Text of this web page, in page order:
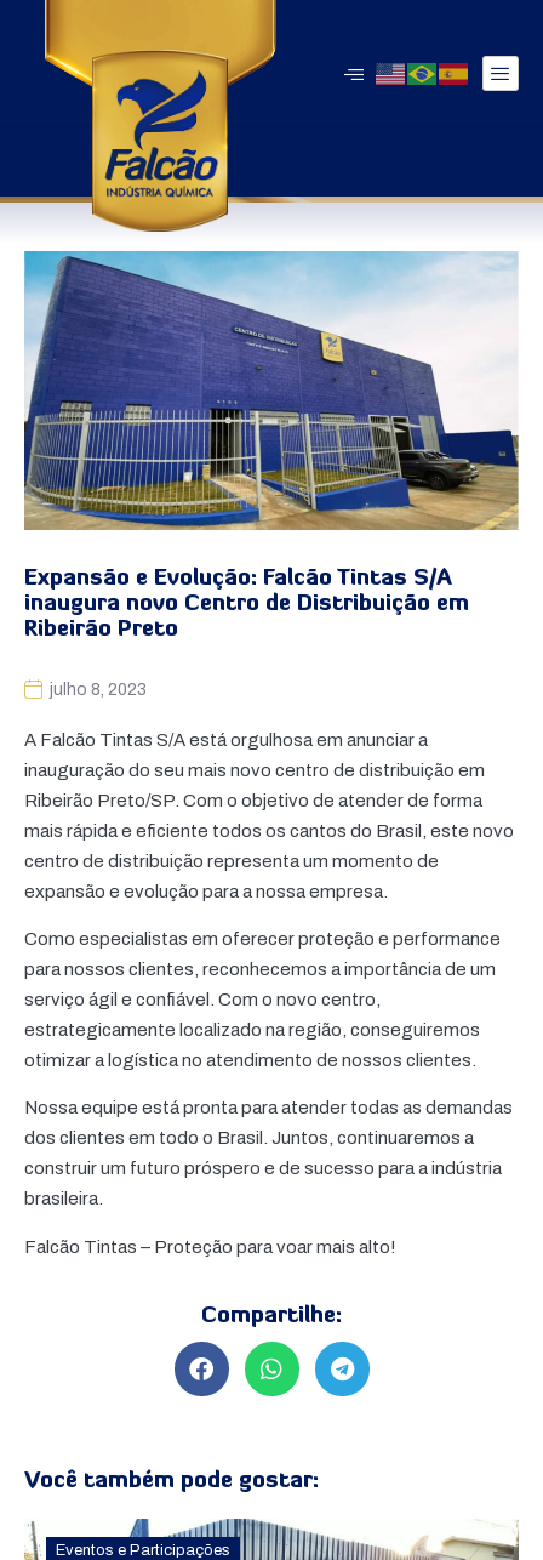
Expansão e Evolução: Falcão Tintas S/A
inaugura novo Centro de Distribuição em
Ribeirão Preto
julho 8, 2023
A Falcão Tintas S/A está orgulhosa em anunciar a
inauguração do seu mais novo centro de distribuição em
Ribeirão Preto/SP. Com o objetivo de atender de forma
mais rápida e eficiente todos os cantos do Brasil, este novo
centro de distribuição representa um momento de
expansão e evolução para a nossa empresa.
Como especialistas em oferecer proteção e performance
para nossos clientes, reconhecemos a importância de um
serviço ágil e confiável. Com o novo centro,
estrategicamente localizado na região, conseguiremos
otimizar a logística no atendimento de nossos clientes.
Nossa equipe está pronta para atender todas as demandas
dos clientes em todo o Brasil. Juntos, continuaremos a
construir um futuro próspero e de sucesso para a indústria
brasileira.
Falcão Tintas – Proteção para voar mais alto!
Compartilhe:
Você também pode gostar:
Eventos e Participações